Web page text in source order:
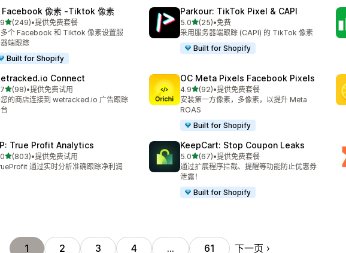
像素 ‑Tiktok 像素
星（满分 5 星）
(249)
249 条评论
•提供免费套餐
多个 Facebook 和 Tiktok 像素设置服
端跟踪
Built for Shopify
Parkour: TikTok Pixel & CAPI
5.0星（满分 5 星）
(25)
总共 25 条评论
•免费
采用服务器端跟踪 (CAPI) 的 TikTok 像素
Built for Shopify
Connect
星（满分 5 星）
(98)
98 条评论
•提供免费试用
的商店连接到 wetracked.io 广告跟踪
OC Meta Pixels Facebook Pixels
4.9星（满分 5 星）
(92)
总共 92 条评论
•提供免费套餐
安装第一方像素，多像素，以提升 Meta
ROAS
Built for Shopify
True Profit Analytics
星（满分 5 星）
(803)
803 条评论
•提供免费试用
通过实时分析准确跟踪净利润
KeepCart: Stop Coupon Leaks
5.0星（满分 5 星）
(67)
总共 67 条评论
•提供免费套餐
通过扩展程序拦截、提醒等功能防止优惠券
泄露！
Built for Shopify
1 2 3 4 … 61 下一页